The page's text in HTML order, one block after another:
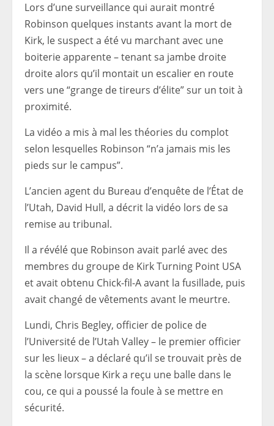
Lors d’une surveillance qui aurait montré
Robinson quelques instants avant la mort de
Kirk, le suspect a été vu marchant avec une
boiterie apparente – tenant sa jambe droite
droite alors qu’il montait un escalier en route
vers une “grange de tireurs d’élite” sur un toit à
proximité.
La vidéo a mis à mal les théories du complot
selon lesquelles Robinson “n’a jamais mis les
pieds sur le campus”.
L’ancien agent du Bureau d’enquête de l’État de
l’Utah, David Hull, a décrit la vidéo lors de sa
remise au tribunal.
Il a révélé que Robinson avait parlé avec des
membres du groupe de Kirk Turning Point USA
et avait obtenu Chick-fil-A avant la fusillade, puis
avait changé de vêtements avant le meurtre.
Lundi, Chris Begley, officier de police de
l’Université de l’Utah Valley – le premier officier
sur les lieux – a déclaré qu’il se trouvait près de
la scène lorsque Kirk a reçu une balle dans le
cou, ce qui a poussé la foule à se mettre en
sécurité.